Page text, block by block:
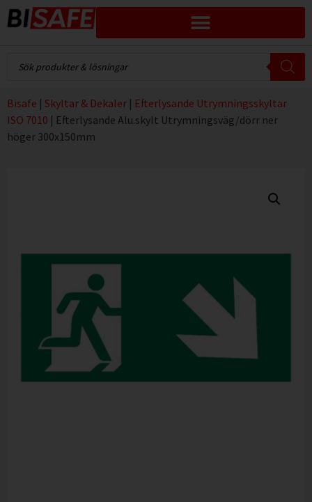
Bisafe | Skyltar & Dekaler | Efterlysande Utrymningsskyltar
ISO 7010 | Efterlysande Alu.skylt Utrymningsväg/dörr ner
höger 300x150mm